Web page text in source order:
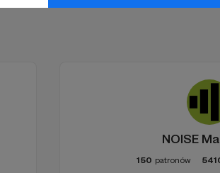
NOISE
150 patronów